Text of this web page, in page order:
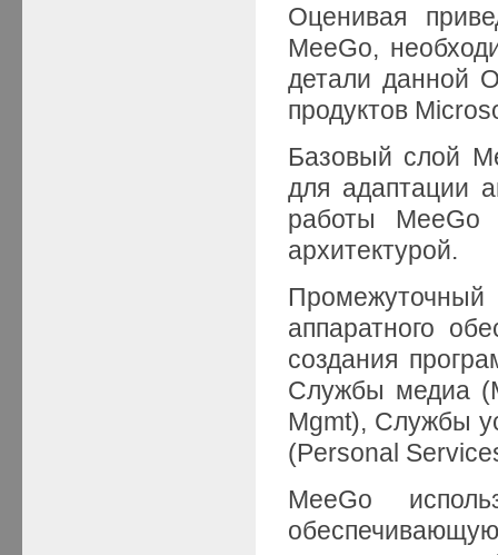
Оценивая
MeeGo,
детали данной
продуктов
Базовый слой
для адаптации
работы MeeGo
архитектурой.
аппаратного
создания
Службы медиа
Mgmt), Службы
(Personal
MeeGo